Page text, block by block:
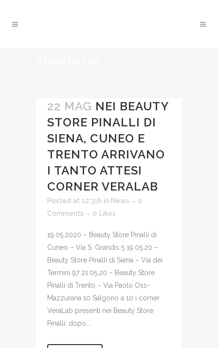
22 MAG NEI BEAUTY
STORE PINALLI DI
SIENA, CUNEO E
TRENTO ARRIVANO
I TANTO ATTESI
CORNER VERALAB
Posted at 12:31h in News
0
Comments
0 Likes
19.05.2020 – Beauty Store Pinalli di
Cuneo – Via S. Grandis 5 19.05.20 –
Beauty Store Pinalli di Siena – Via dei
Termini 97 21.05.20 – Beauty Store
Pinalli di Trento – Via Paolo Oss-
Mazzurana 10 Salgono a 10 i corner
VeraLab presenti nei Beauty Store
Pinalli: dopo...